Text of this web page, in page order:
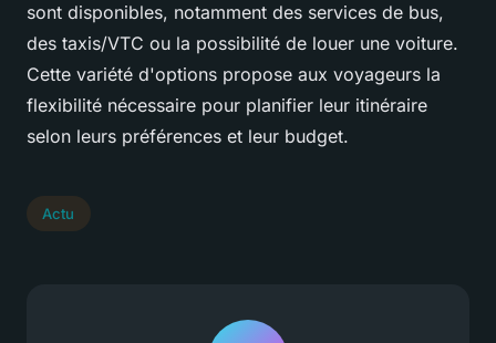
sont disponibles, notamment des services de bus,
des taxis/VTC ou la possibilité de louer une voiture.
Cette variété d'options propose aux voyageurs la
flexibilité nécessaire pour planifier leur itinéraire
selon leurs préférences et leur budget.
Actu